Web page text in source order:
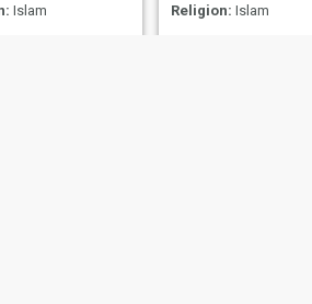
Islam
Religion: Islam